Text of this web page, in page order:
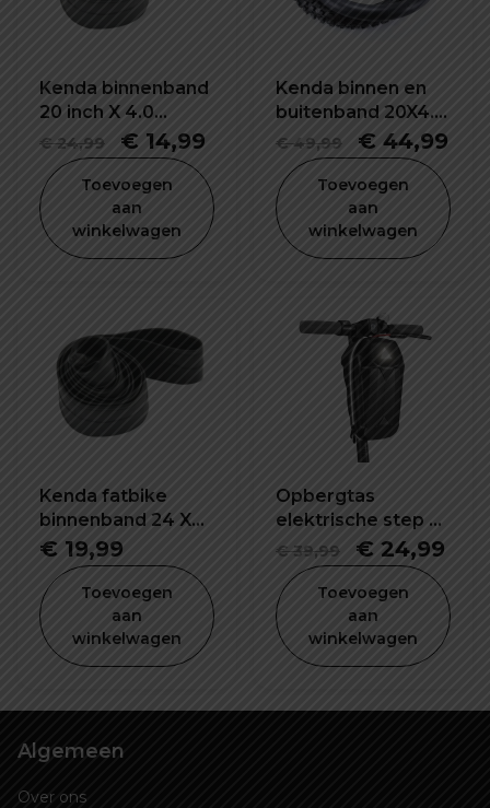
Kenda binnenband
20 inch X 4.0
K1188E
€24,99
Oorspronkelijke
was:
€ 24,99.
€ 14,99 Huidige
is:
€ 14,99.
Toevoegen
aan
winkelwagen
Kenda binnen en
buitenband 20X4.0
inch
€49,99
was:
€ 49,99.
€ 44,99
is:
Toevoegen
aan
winkelwagen
Kenda fatbike
binnenband 24 X
4.0 inch K1188
€ 19,99
Toevoegen
aan
winkelwagen
Opbergtas
elektrische step 5L
waterdicht en
schokbestendig
€39,99
was:
€ 39,99.
€ 24,99
is:
€
Toevoegen
aan
winkelwagen
Algemeen
Over ons